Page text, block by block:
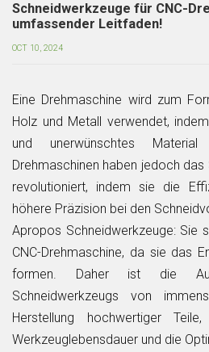
Schneidwerkzeuge für CNC-
umfassender Leitfaden!
OCT 10, 2024
Eine Drehmaschine wird zum
Holz und Metall verwendet,
und unerwünschtes
Drehmaschinen haben jedoch
revolutioniert, indem sie die
höhere Präzision bei den
Apropos Schneidwerkzeuge: Sie
CNC-Drehmaschine, da sie das
formen. Daher ist die
Schneidwerkzeugs von
Herstellung hochwertiger
Werkzeuglebensdauer und die